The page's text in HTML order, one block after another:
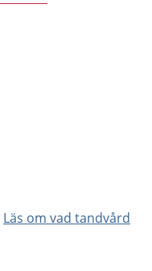
Läs om vad tandvård